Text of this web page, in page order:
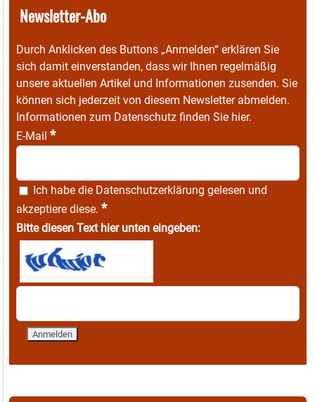
Newsletter-Abo
Durch Anklicken des Buttons „Anmelden“ erklären Sie
sich damit einverstanden, dass wir Ihnen regelmäßig
unsere aktuellen Artikel und Informationen zusenden. Sie
können sich jederzeit von diesem Newsletter abmelden.
Informationen zum Datenschutz finden Sie hier.
E-Mail *
Ich habe die Datenschutzerklärung gelesen und
akzeptiere diese. *
Bitte diesen Text hier unten eingeben: